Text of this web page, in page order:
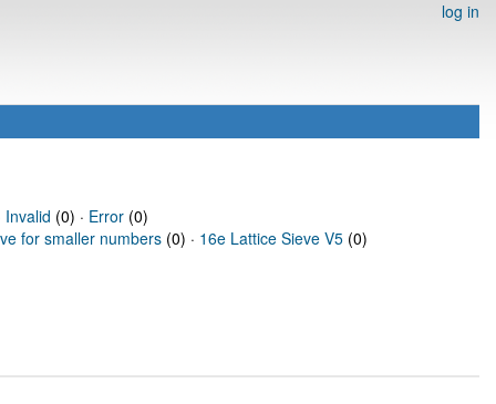
log in
Invalid (0) · Error(0)
for smaller numbers (0) · 16e Lattice Sieve V5 (0)